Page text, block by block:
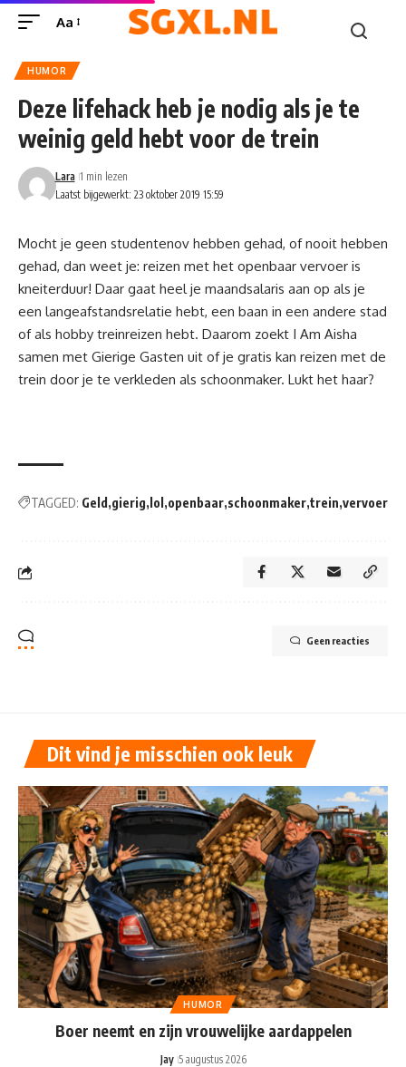
Aa
HUMOR
Deze lifehack heb je nodig als je te
weinig geld hebt voor de trein
Laatst bijgewerkt: 23 oktober 2019 15:59
Lara 1 min lezen
Mocht je geen studentenov hebben gehad, of nooit hebben
gehad, dan weet je: reizen met het openbaar vervoer is
kneiterduur! Daar gaat heel je maandsalaris aan op als je
een langeafstandsrelatie hebt, een baan in een andere stad
of als hobby treinreizen hebt. Daarom zoekt I Am Aisha
samen met Gierige Gasten uit of je gratis kan reizen met de
trein door je te verkleden als schoonmaker. Lukt het haar?
TAGGED: Geld gierig lol openbaar schoonmaker trein vervoer
Geen reacties
Dit vind je misschien ook leuk
HUMOR
Boer neemt en zijn vrouwelijke aardappelen
Jay 5 augustus 2026